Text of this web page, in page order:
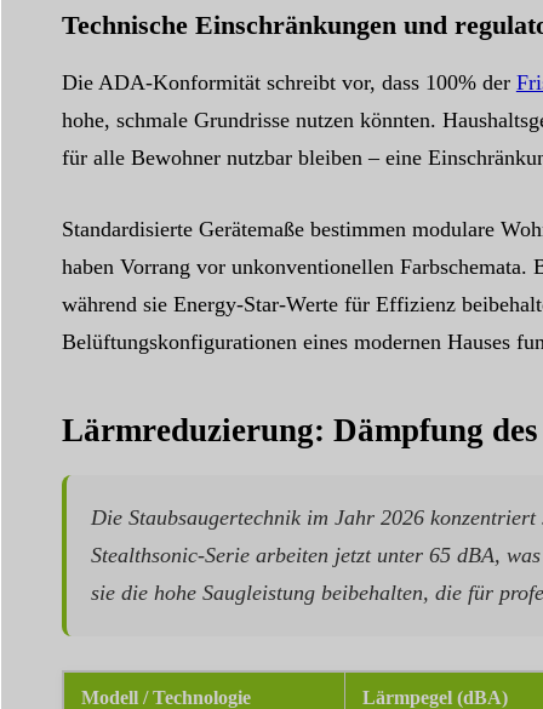
Technische Einschränkungen und
Die ADA-Konformität schreibt vor, dass 100% der
hohe, schmale Grundrisse nutzen könnten.
für alle Bewohner nutzbar bleiben – eine
Standardisierte Gerätemaße bestimmen modulare
haben Vorrang vor unkonventionellen
während sie Energy-Star-Werte für Effizienz
Belüftungskonfigurationen eines modernen Hauses
Lärmreduzierung: Dämpfung
Die Staubsaugertechnik im Jahr 2026
Stealthsonic-Serie arbeiten jetzt unter 65 dBA,
sie die hohe Saugleistung beibehalten, die für
Modell / Technologie Lärmpegel (dBA)